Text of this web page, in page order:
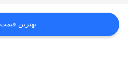
نقل
قول
بهترین قیمت